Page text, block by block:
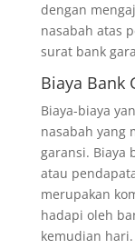
dengan
nasabah atas
surat bank
Biaya Bank
Biaya-biaya
nasabah yang
garansi. Biaya
atau
merupakan
hadapi oleh
kemudian